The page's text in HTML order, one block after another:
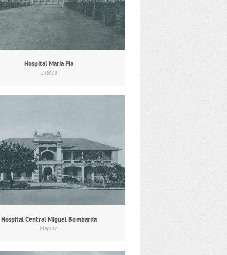
Hospital Maria Pia
Luanda
Hospital Central Miguel Bombarda
Maputo